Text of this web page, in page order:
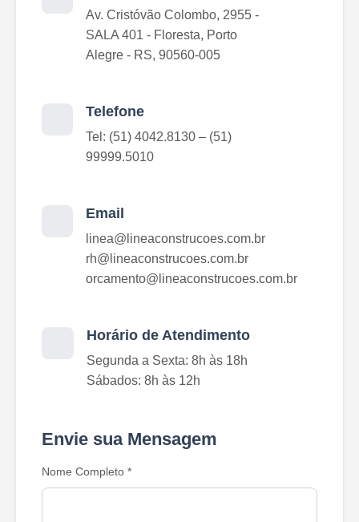
Av. Cristóvão Colombo, 2955 -
SALA 401 - Floresta, Porto
Alegre - RS, 90560-005
Telefone
Tel: (51) 4042.8130 – (51)
99999.5010
Email
linea@lineaconstrucoes.com.br
rh@lineaconstrucoes.com.br
orcamento@lineaconstrucoes.com.br
Horário de Atendimento
Segunda a Sexta: 8h às 18h
Sábados: 8h às 12h
Envie sua Mensagem
Nome Completo *